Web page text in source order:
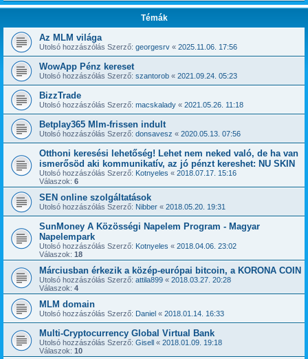
Témák
Az MLM világa
Utolsó hozzászólás Szerző: georgesrv « 2025.11.06. 17:56
WowApp Pénz kereset
Utolsó hozzászólás Szerző: szantorob « 2021.09.24. 05:23
BizzTrade
Utolsó hozzászólás Szerző: macskalady « 2021.05.26. 11:18
Betplay365 Mlm-frissen indult
Utolsó hozzászólás Szerző: donsavesz « 2020.05.13. 07:56
Otthoni keresési lehetőség! Lehet nem neked való, de ha van
ismerősöd aki kommunikatív, az jó pénzt kereshet: NU SKIN
Utolsó hozzászólás Szerző: Kotnyeles « 2018.07.17. 15:16
Válaszok: 6
SEN online szolgáltatások
Utolsó hozzászólás Szerző: Nibber « 2018.05.20. 19:31
SunMoney A Közösségi Napelem Program - Magyar
Napelempark
Utolsó hozzászólás Szerző: Kotnyeles « 2018.04.06. 23:02
Válaszok: 18
Márciusban érkezik a közép-európai bitcoin, a KORONA COIN
Utolsó hozzászólás Szerző: attila899 « 2018.03.27. 20:28
Válaszok: 4
MLM domain
Utolsó hozzászólás Szerző: Daniel « 2018.01.14. 16:33
Multi-Cryptocurrency Global Virtual Bank
Utolsó hozzászólás Szerző: Gisell « 2018.01.09. 19:18
Válaszok: 10